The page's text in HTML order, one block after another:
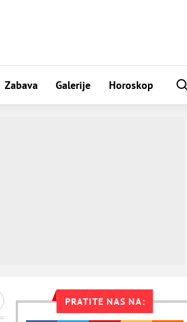
Zabava Galerije Horoskop
PRATITE NAS NA: